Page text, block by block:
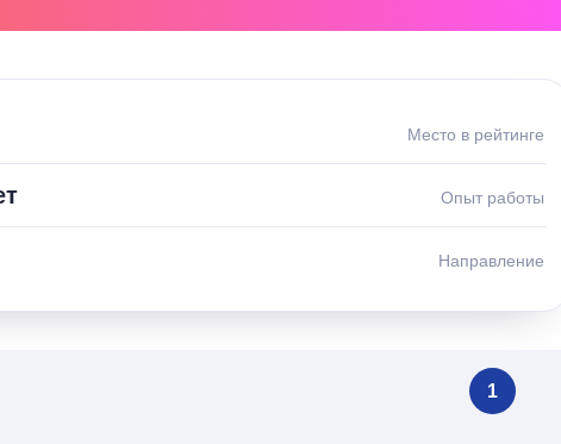
Место в рейтинге
Опыт работы
Направление
1